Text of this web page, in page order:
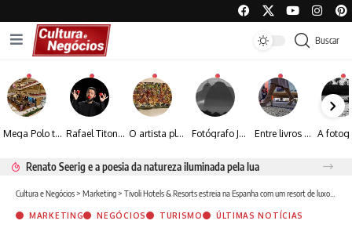
Buscar
Mega Polo transforma lançamento de coleção em plataforma nacional de negócios e projeta crescimento de mais de 15% Rafael Titonelly leva magia e acolhimento a crianças em tratamento oncológico em Juiz de Fora O artista plástico Jorge Luiz transforma sustentabilidade e criatividade em arte contemporânea Fotógrafo José Roberto apresenta um olhar sensível sobre arquitetura, formas e luz na fotografia Entre livros e fotografia autoral, Sebastião Reis consolida uma trajetória marcada pelo olhar artístico
Renato Seerig e a poesia da natureza iluminada pela lua
Cultura e Negócios> Marketing> Tivoli Hotels & Resorts estreia na Espanha com um resort de luxo em Tenerife, o Tivoli La Caleta
MARKETING NEGÓCIOS TURISMO ÚLTIMAS NOTÍCIAS